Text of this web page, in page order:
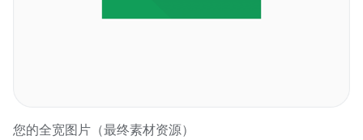
您的全宽图片（最终素材资源）